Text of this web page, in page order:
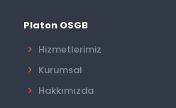
Platon OSGB
Hizmetlerimiz
Kurumsal
Hakkımızda